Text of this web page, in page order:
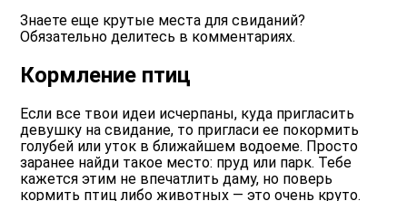
Знаете еще крутые места для свиданий?
Обязательно делитесь в комментариях.
Кормление птиц
Если все твои идеи исчерпаны, куда пригласить
девушку на свидание, то пригласи ее покормить
голубей или уток в ближайшем водоеме. Просто
заранее найди такое место: пруд или парк. Тебе
кажется этим не впечатлить даму, но поверь
кормить птиц либо животных — это очень круто.